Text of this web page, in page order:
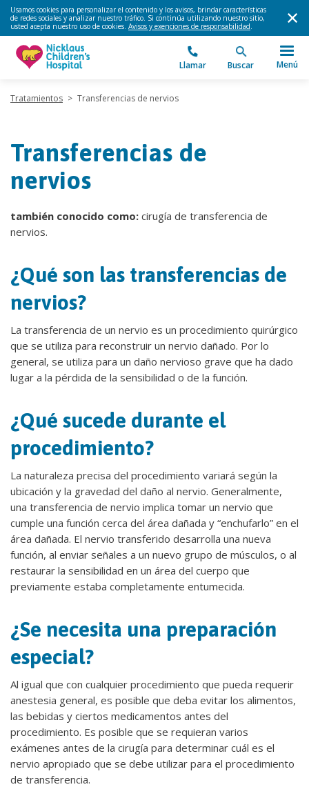
Usamos cookies para personalizar el contenido y los avisos, brindar características
de redes sociales y analizar nuestro tráfico. Si continúa utilizando nuestro sitio,
usted acepta nuestro uso de cookies. Avisos y exenciones de responsabilidad.
Llamar Buscar Menú
Tratamientos > Transferencias de nervios
Transferencias de
nervios
también conocido como: cirugía de transferencia de
nervios.
¿Qué son las transferencias de
nervios?
La transferencia de un nervio es un procedimiento quirúrgico
que se utiliza para reconstruir un nervio dañado. Por lo
general, se utiliza para un daño nervioso grave que ha dado
lugar a la pérdida de la sensibilidad o de la función.
¿Qué sucede durante el
procedimiento?
La naturaleza precisa del procedimiento variará según la
ubicación y la gravedad del daño al nervio. Generalmente,
una transferencia de nervio implica tomar un nervio que
cumple una función cerca del área dañada y “enchufarlo” en el
área dañada. El nervio transferido desarrolla una nueva
función, al enviar señales a un nuevo grupo de músculos, o al
restaurar la sensibilidad en un área del cuerpo que
previamente estaba completamente entumecida.
¿Se necesita una preparación
especial?
Al igual que con cualquier procedimiento que pueda requerir
anestesia general, es posible que deba evitar los alimentos,
las bebidas y ciertos medicamentos antes del
procedimiento. Es posible que se requieran varios
exámenes antes de la cirugía para determinar cuál es el
nervio apropiado que se debe utilizar para el procedimiento
de transferencia.